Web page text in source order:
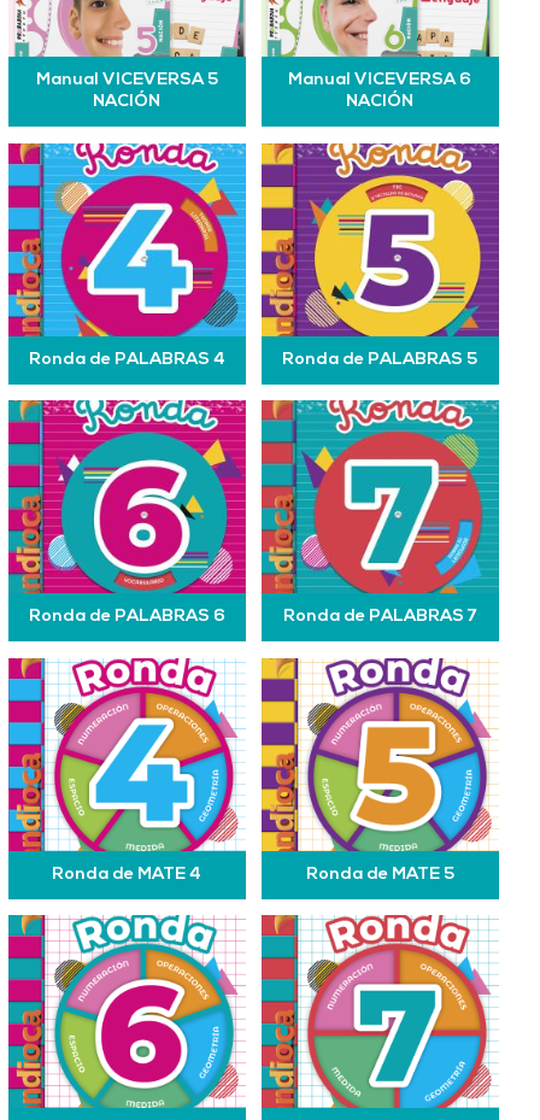
Manual VICEVERSA 5
NACIÓN
Manual VICEVERSA 6
NACIÓN
Ronda de PALABRAS 4 Ronda de PALABRAS 5
Ronda de PALABRAS 6 Ronda de PALABRAS 7
Ronda de MATE 4 Ronda de MATE 5